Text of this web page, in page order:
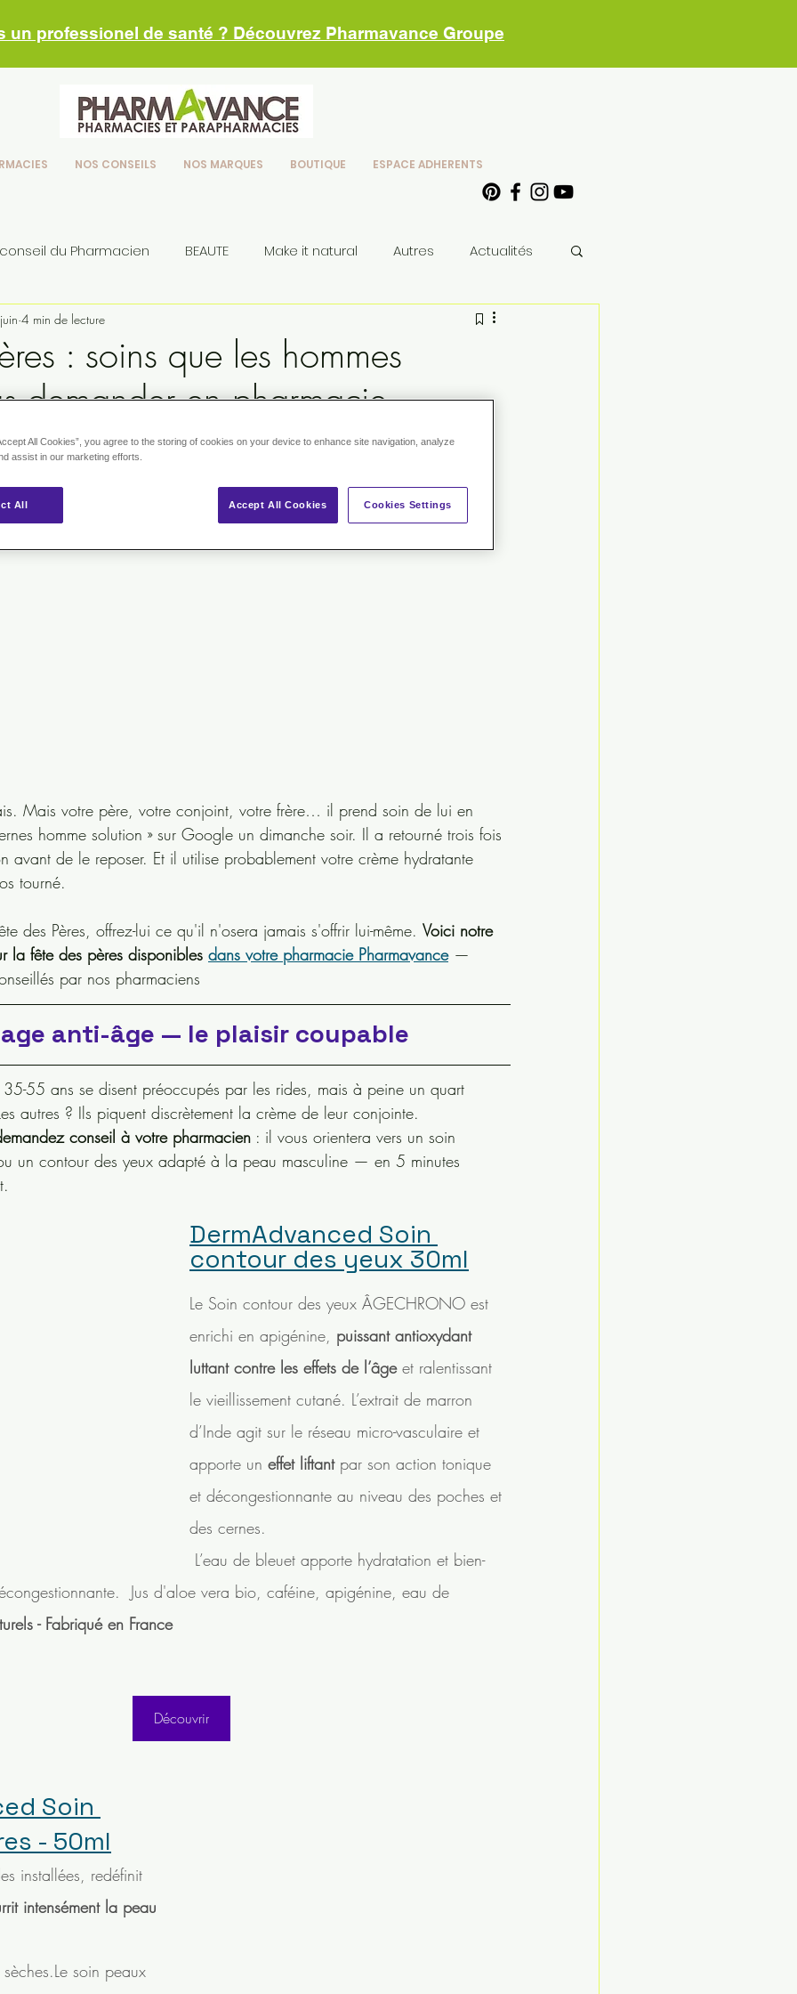
un professionel de santé ? Découvrez Pharmavance Groupe
NOS CONSEILS NOS MARQUES BOUTIQUE ESPACE ADHERENTS
du Pharmacien BEAUTE Make it natural Autres Actualités
: soins que les hommes
demander en pharmacie
4 min de lecture
Mais votre père, votre conjoint, votre frère… il prend soin de lui en
homme solution » sur Google un dimanche soir. Il a retourné trois fois
avant de le reposer. Et il utilise probablement votre crème hydratante
tourné.
des Pères, offrez-lui ce qu'il n'osera jamais s'offrir lui-même. Voici notre
la fête des pères disponibles dans votre pharmacie Pharmavance —
par nos pharmaciens
anti-âge — le plaisir coupable
55 ans se disent préoccupés par les rides, mais à peine un quart
autres ? Ils piquent discrètement la crème de leur conjointe.
conseil à votre pharmacien : il vous orientera vers un soin
un contour des yeux adapté à la peau masculine — en 5 minutes
DermAdvanced Soin
contour des yeux 30ml
Le Soin contour des yeux ÂGECHRONO est
enrichi en apigénine, puissant antioxydant
luttant contre les effets de l’âge et ralentissant
le vieillissement cutané. L’extrait de marron
d’Inde agit sur le réseau micro-vasculaire et
apporte un effet liftant par son action tonique
et décongestionnante au niveau des poches et
des cernes.
Jus d'aloe vera bio, caféine, apigénine, eau de
- Fabriqué en France
Découvrir
Soin
- 50ml
installées, redéfinit
intensément la peau
soin peaux
All Cookies”, you agree to the storing of cookies on your device to enhance site navigation, analyze
assist in our marketing efforts.
All Accept All Cookies Cookies Settings